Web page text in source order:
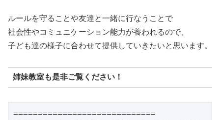
ルールを守ることや友達と一緒に行なうことで
社会性やコミュニケーション能力が養われるので、
子ども達の様子に合わせて提供していきたいと思います。
姉妹教室も是非ご覧ください！
=============================